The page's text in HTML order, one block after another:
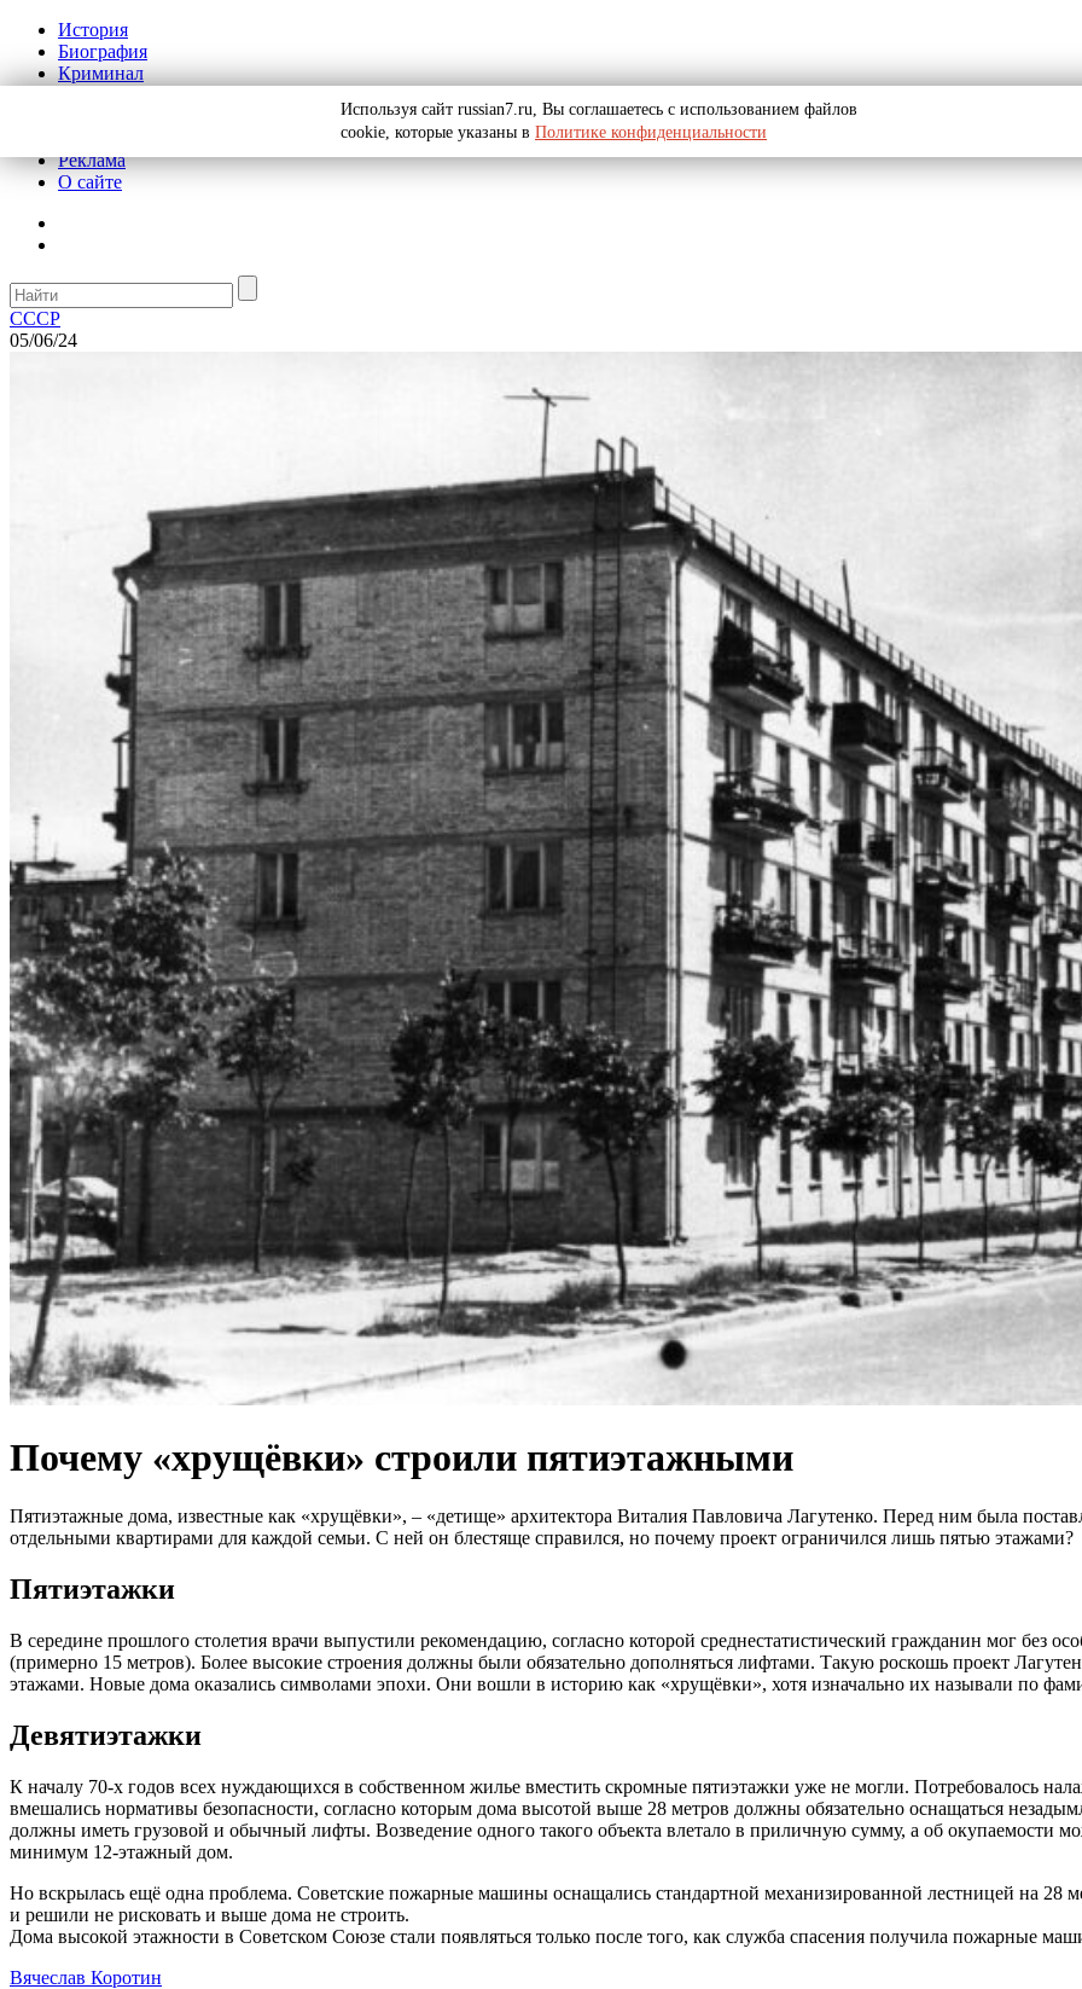
История
Биография
Криминал
Реклама
О сайте
СССР
05/06/24
Почему «хрущёвки» строили пятиэтажными
Пятиэтажные дома, известные как «хрущëвки», – «детище» архитектора Виталия Павловича Лагутенко. Перед ним была
отдельными квартирами для каждой семьи. С ней он блестяще справился, но почему проект ограничился лишь пятью этажами?
Пятиэтажки
В середине прошлого столетия врачи выпустили рекомендацию, согласно которой среднестатистический гражданин мог без
(примерно 15 метров). Более высокие строения должны были обязательно дополняться лифтами. Такую роскошь проект
этажами. Новые дома оказались символами эпохи. Они вошли в историю как «хрущёвки», хотя изначально их называли по
Девятиэтажки
К началу 70-х годов всех нуждающихся в собственном жилье вместить скромные пятиэтажки уже не могли. Потребовалось
вмешались нормативы безопасности, согласно которым дома высотой выше 28 метров должны обязательно оснащаться
должны иметь грузовой и обычный лифты. Возведение одного такого объекта влетало в приличную сумму, а об окупаемости
минимум 12-этажный дом.
Но вскрылась ещё одна проблема. Советские пожарные машины оснащались стандартной механизированной лестницей на 28
и решили не рисковать и выше дома не строить.
Дома высокой этажности в Советском Союзе стали появляться только после того, как служба спасения получила пожарные
Вячеслав Коротин
Используя сайт russian7.ru, Вы соглашаетесь с использованием файлов
cookie, которые указаны в Политике конфиденциальности